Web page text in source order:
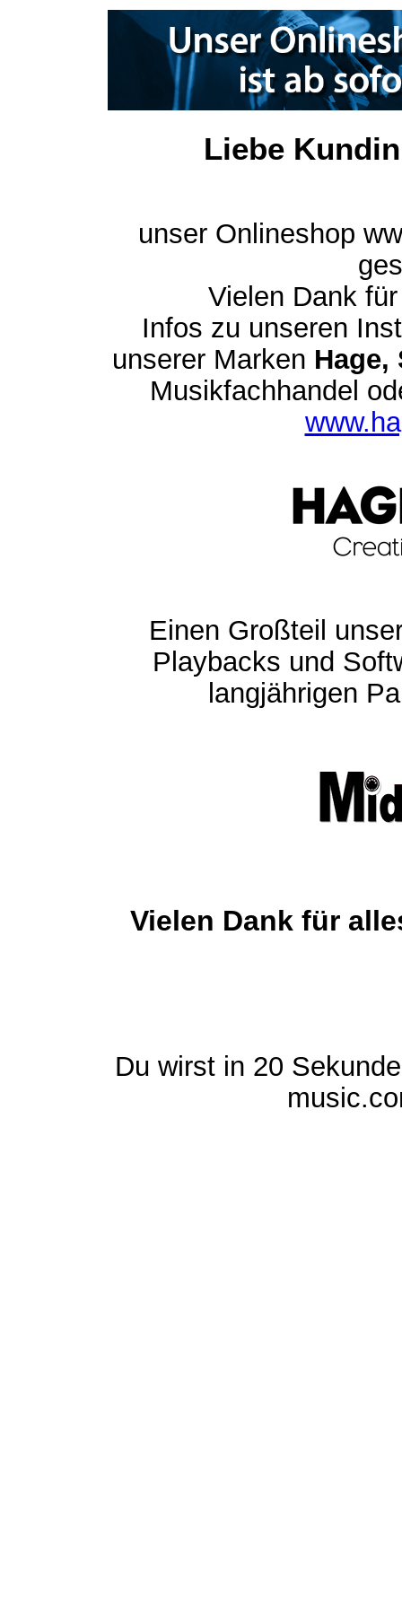
Liebe
unser Onlineshop
Vielen Dank
Infos zu unseren
unserer Marken Hage,
Musikfachhandel
Einen Großteil
Playbacks und
langjährigen
Vielen Dank für
Du wirst in 20